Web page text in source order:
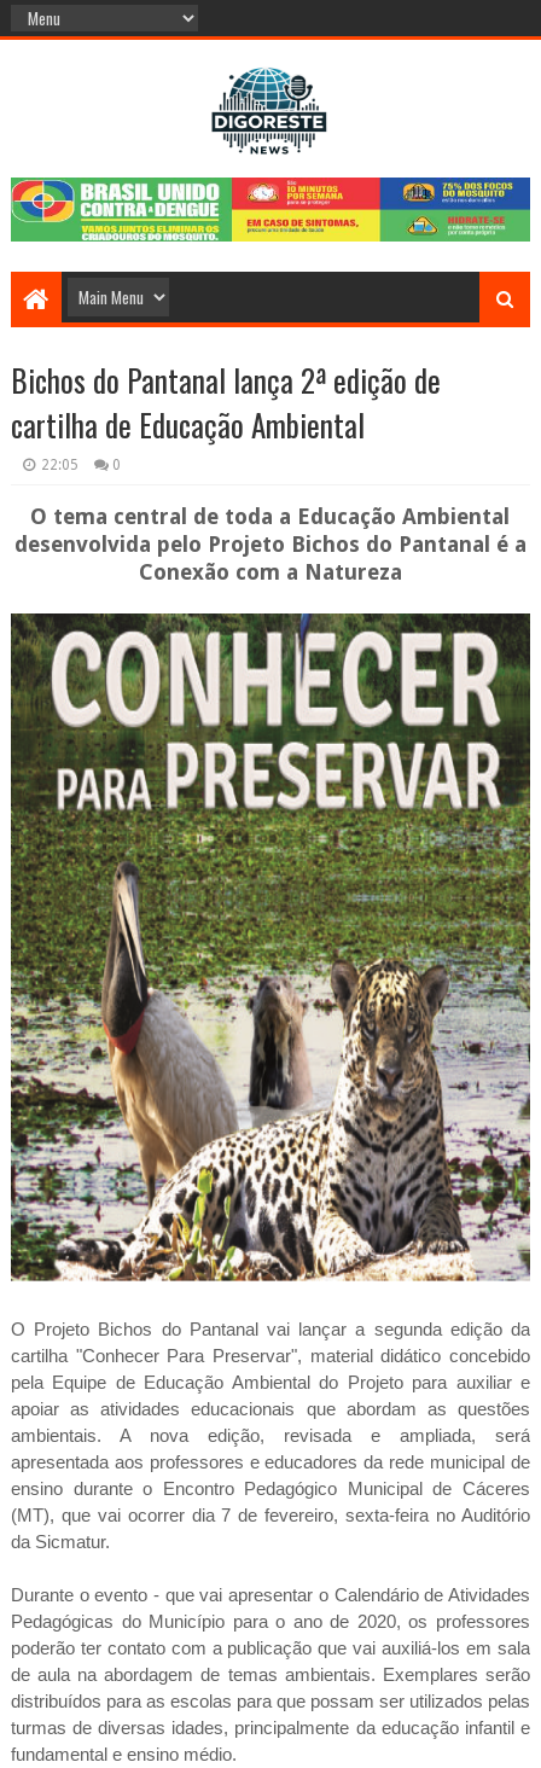
Bichos do Pantanal lança 2ª edição de
cartilha de Educação Ambiental
22:05 0
O tema central de toda a Educação Ambiental
desenvolvida pelo Projeto Bichos do Pantanal é a
Conexão com a Natureza
O Projeto Bichos do Pantanal vai lançar a segunda edição da
cartilha "Conhecer Para Preservar", material didático concebido
pela Equipe de Educação Ambiental do Projeto para auxiliar e
apoiar as atividades educacionais que abordam as questões
ambientais. A nova edição, revisada e ampliada, será
apresentada aos professores e educadores da rede municipal de
ensino durante o Encontro Pedagógico Municipal de Cáceres
(MT), que vai ocorrer dia 7 de fevereiro, sexta-feira no Auditório
da Sicmatur.
Durante o evento - que vai apresentar o Calendário de Atividades
Pedagógicas do Município para o ano de 2020, os professores
poderão ter contato com a publicação que vai auxiliá-los em sala
de aula na abordagem de temas ambientais. Exemplares serão
distribuídos para as escolas para que possam ser utilizados pelas
turmas de diversas idades, principalmente da educação infantil e
fundamental e ensino médio.